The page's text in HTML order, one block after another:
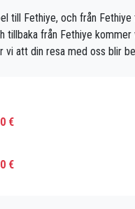
Fethiye, och från
från Fethiye
vi att din resa med oss ​​blir
€
€